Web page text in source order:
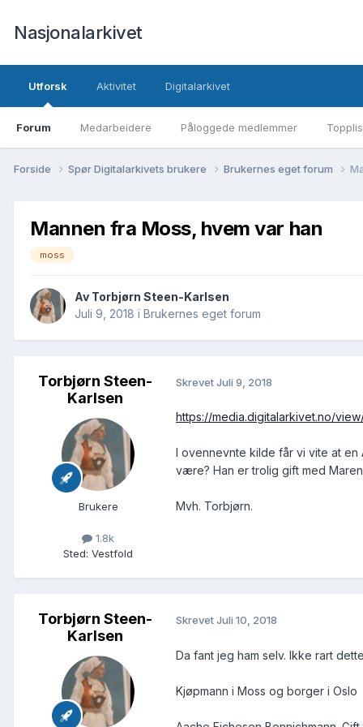
Nasjonalarkivet
Utforsk
Forum Medarbeidere Påloggede medlemmer
Aktivitet Digitalarkivet
Forside Spør Digitalarkivets brukere Brukernes eget forum
Mannen fra Moss, hvem var han
moss
Av Torbjørn Steen-Karlsen
Juli 9, 2018 i Brukernes eget forum
Torbjørn Steen-
Karlsen
Brukere
1.8k
Sted: Vestfold
SkrevetJuli 9, 2018
https://media.digitalarkivet.no/
I ovennevnte kilde får vi vite at en
være? Han er trolig gift med
Mvh. Torbjørn.
Torbjørn Steen-
Karlsen
SkrevetJuli 10, 2018
Da fant jeg ham selv. Ikke rart
Kjøpmann i Moss og borger i Oslo